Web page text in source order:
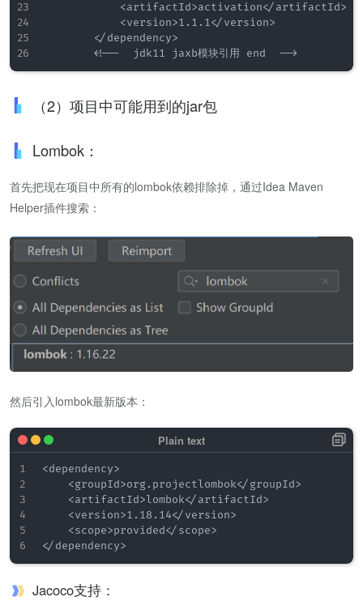
            <artifactId>activation</artifactId>
            <version>1.1.1</version>
        </dependency>
（2）项目中可能用到的jar包
Lombok：
首先把现在项目中所有的lombok依赖排除掉，通过Idea Maven
Helper插件搜索：
然后引入lombok最新版本：
<dependency>
    <groupId>org.projectlombok</groupId>
    <artifactId>lombok</artifactId>
    <version>1.18.14</version>
    <scope>provided</scope>
Jacoco支持：